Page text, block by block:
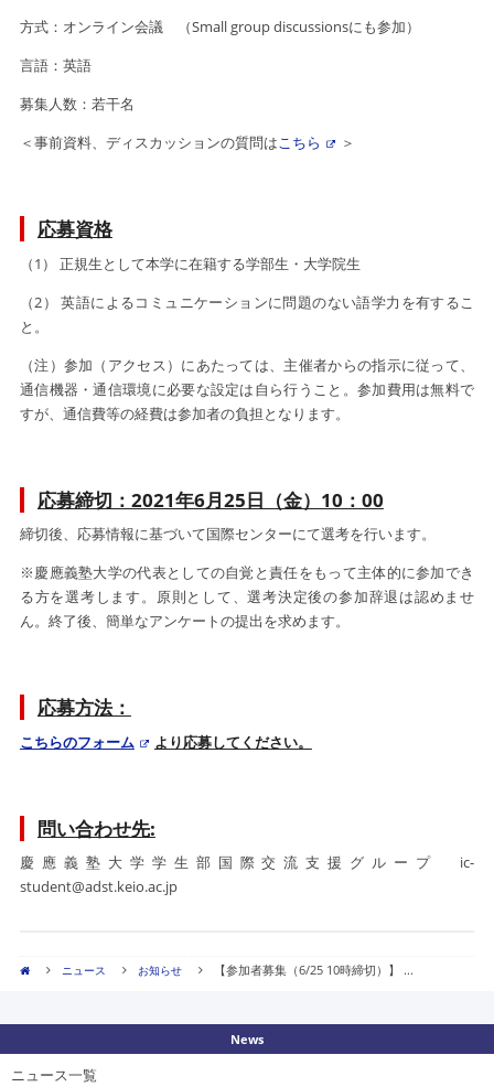
方式：オンライン会議 （Small group discussionsにも参加）
言語：英語
募集人数：若干名
＜事前資料、ディスカッションの質問はこちら ＞
応募資格
（1） 正規生として本学に在籍する学部生・大学院生
（2） 英語によるコミュニケーションに問題のない語学力を有するこ
と。
（注）参加（アクセス）にあたっては、主催者からの指示に従って、
通信機器・通信環境に必要な設定は自ら行うこと。参加費用は無料で
すが、通信費等の経費は参加者の負担となります。
応募締切：2021年6月25日（金）10：00
締切後、応募情報に基づいて国際センターにて選考を行います。
※慶應義塾大学の代表としての自覚と責任をもって主体的に参加でき
る方を選考します。原則として、選考決定後の参加辞退は認めませ
ん。終了後、簡単なアンケートの提出を求めます。
応募方法：
こちらのフォーム より応募してください。
問い合わせ先:
慶應義塾大学学生部国際交流支援グループ ic-
student@adst.keio.ac.jp
ニュース お知らせ 【参加者募集（6/25 10時締切）】 ...
News
ニュース一覧